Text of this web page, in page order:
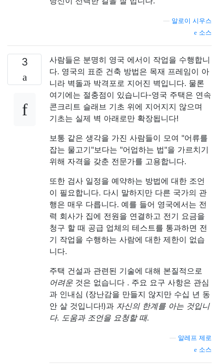
알로이 시우스
소스
3
사람들은 분명히 영국 에서이 작업을 수행합니
다. 영국의 표준 건축 방법은 목재 프레임이 아
니라 벽돌과 박격포로 지어진 벽입니다. 물론
여기에는 절충점이 있습니다-영국 주택은 연속
콘크리트 슬래브 기초 위에 지어지지 않으며
기초는 실제 벽 아래로만 확장됩니다!
보통 같은 생각을 가진 사람들이 모여 "어류를
잡는 물고기"보다는 "어업하는 법"을 가르치기
위해 자격을 갖춘 전문가를 고용합니다.
또한 검사 일정을 예약하는 방법에 대한 조언
이 필요합니다. 다시 말하지만 다른 국가의 관
행은 매우 다릅니다. 예를 들어 영국에서는 전
력 회사가 집에 전원을 연결하고 전기 요금을
청구 할 때 공급 업체의 테스트를 통과하면 전
기 작업을 수행하는 사람에 대한 제한이 없습
니다.
주택 건설과 관련된 기술에 대해 본질적으로
어려운 것은 없습니다 . 주요 요구 사항은 관심
과 인내심 (장난감을 만들지 않지만 수십 년 동
안 살 것입니다!)과 자신의 한계를 아는 것입니
다. 도움과 조언을 요청할 때.
알레프 제로
소스